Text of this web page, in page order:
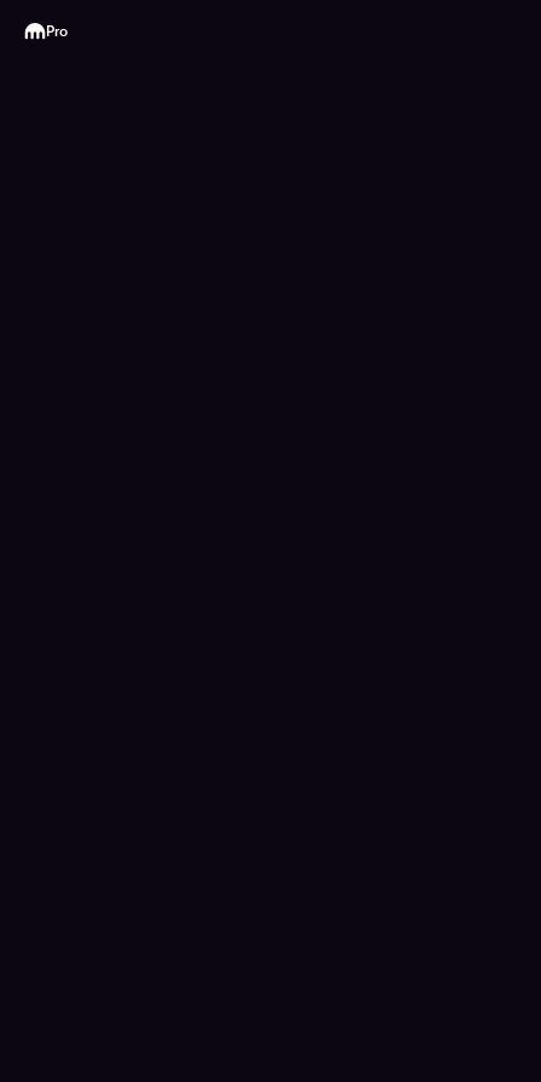
Kraken
Pro